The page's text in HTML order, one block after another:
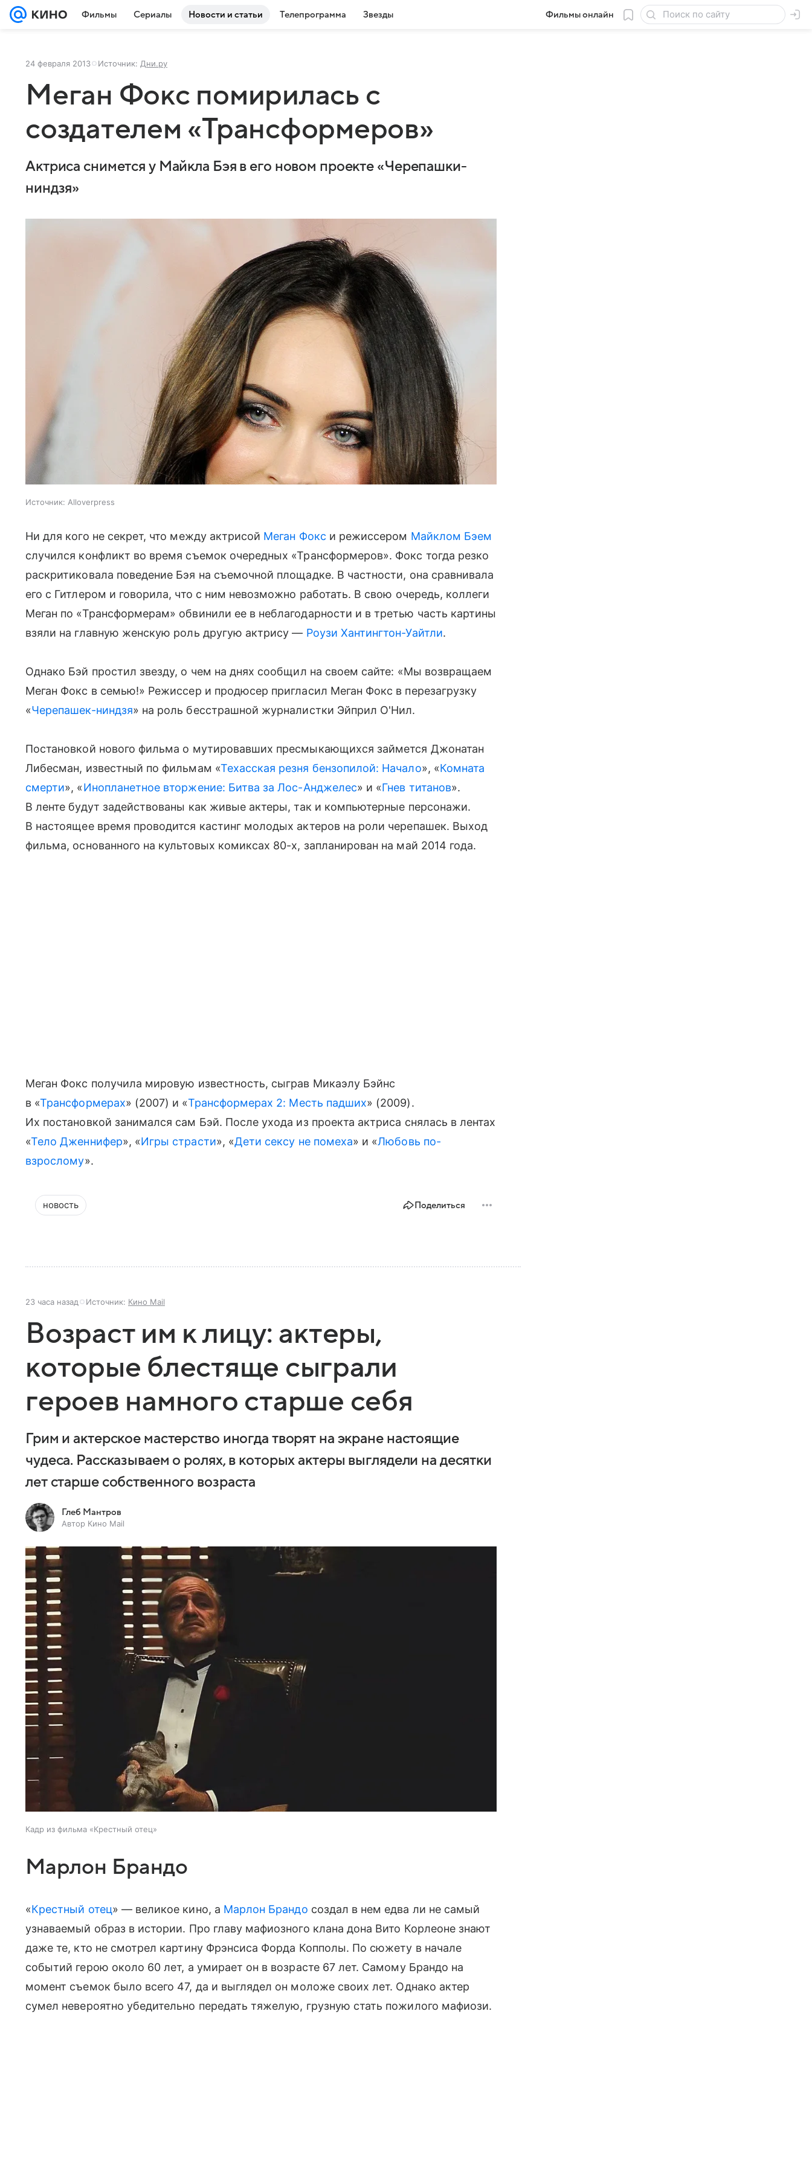
Фильмы Сериалы Новости и статьи Телепрограмма Звезды Фильмы онлайн
24 февраля 2013 Источник: Дни.ру
Меган Фокс помирилась с
создателем «Трансформеров»
Актриса снимется у Майкла Бэя в его новом проекте «Черепашки-
ниндзя»
Источник: Alloverpress
Ни для кого не секрет, что между актрисой Меган Фокс и режиссером Майклом Бэем
случился конфликт во время съемок очередных «Трансформеров». Фокс тогда резко
раскритиковала поведение Бэя на съемочной площадке. В частности, она сравнивала
его с Гитлером и говорила, что с ним невозможно работать. В свою очередь, коллеги
Меган по «Трансформерам» обвинили ее в неблагодарности и в третью часть картины
взяли на главную женскую роль другую актрису — Роузи Хантингтон-Уайтли.
Однако Бэй простил звезду, о чем на днях сообщил на своем сайте: «Мы возвращаем
Меган Фокс в семью!» Режиссер и продюсер пригласил Меган Фокс в перезагрузку
«Черепашек-ниндзя» на роль бесстрашной журналистки Эйприл О'Нил.
Постановкой нового фильма о мутировавших пресмыкающихся займется Джонатан
Либесман, известный по фильмам «Техасская резня бензопилой: Начало», «Комната
смерти», «Инопланетное вторжение: Битва за Лос-Анджелес» и «Гнев титанов».
В ленте будут задействованы как живые актеры, так и компьютерные персонажи.
В настоящее время проводится кастинг молодых актеров на роли черепашек. Выход
фильма, основанного на культовых комиксах 80-х, запланирован на май 2014 года.
Меган Фокс получила мировую известность, сыграв Микаэлу Бэйнс
в «Трансформерах» (2007) и «Трансформерах 2: Месть падших» (2009).
Их постановкой занимался сам Бэй. После ухода из проекта актриса снялась в лентах
«Тело Дженнифер», «Игры страсти», «Дети сексу не помеха» и «Любовь по-
взрослому».
новость Поделиться
23 часа назад Источник: Кино Mail
Возраст им к лицу: актеры,
которые блестяще сыграли
героев намного старше себя
Грим и актерское мастерство иногда творят на экране настоящие
чудеса. Рассказываем о ролях, в которых актеры выглядели на десятки
лет старше собственного возраста
Глеб Мантров
Автор Кино Mail
Кадр из фильма «Крестный отец»
Марлон Брандо
«Крестный отец» — великое кино, а Марлон Брандо создал в нем едва ли не самый
узнаваемый образ в истории. Про главу мафиозного клана дона Вито Корлеоне знают
даже те, кто не смотрел картину Фрэнсиса Форда Копполы. По сюжету в начале
событий герою около 60 лет, а умирает он в возрасте 67 лет. Самому Брандо на
момент съемок было всего 47, да и выглядел он моложе своих лет. Однако актер
сумел невероятно убедительно передать тяжелую, грузную стать пожилого мафиози.